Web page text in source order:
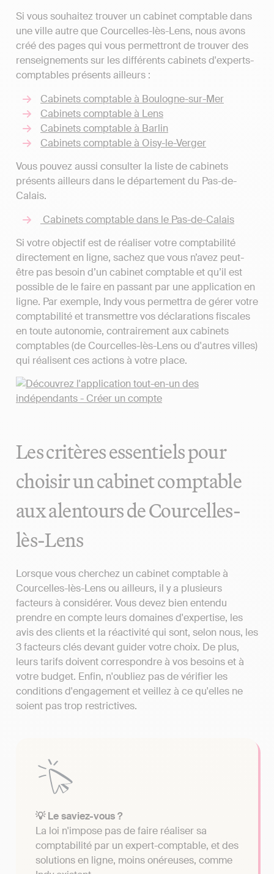
Si vous souhaitez trouver un cabinet comptable dans
une ville autre que Courcelles-lès-Lens, nous avons
créé des pages qui vous permettront de trouver des
renseignements sur les différents cabinets d'experts-
comptables présents ailleurs :
Cabinets comptable à Boulogne-sur-Mer
Cabinets comptable à Lens
Cabinets comptable à Barlin
Cabinets comptable à Oisy-le-Verger
Vous pouvez aussi consulter la liste de cabinets
présents ailleurs dans le département du Pas-de-
Calais.
Cabinets comptable dans le Pas-de-Calais
Si votre objectif est de réaliser votre comptabilité
directement en ligne, sachez que vous n’avez peut-
être pas besoin d’un cabinet comptable et qu’il est
possible de le faire en passant par une application en
ligne. Par exemple, Indy vous permettra de gérer votre
comptabilité et transmettre vos déclarations fiscales
en toute autonomie, contrairement aux cabinets
comptables (de Courcelles-lès-Lens ou d'autres villes)
qui réalisent ces actions à votre place.
Les critères essentiels pour
choisir un cabinet comptable
aux alentours de Courcelles-
lès-Lens
Lorsque vous cherchez un cabinet comptable à
Courcelles-lès-Lens ou ailleurs, il y a plusieurs
facteurs à considérer. Vous devez bien entendu
prendre en compte leurs domaines d'expertise, les
avis des clients et la réactivité qui sont, selon nous, les
3 facteurs clés devant guider votre choix. De plus,
leurs tarifs doivent correspondre à vos besoins et à
votre budget. Enfin, n'oubliez pas de vérifier les
conditions d'engagement et veillez à ce qu'elles ne
soient pas trop restrictives.
💡 Le saviez-vous ?
La loi n'impose pas de faire réaliser sa
comptabilité par un expert-comptable, et des
solutions en ligne, moins onéreuses, comme